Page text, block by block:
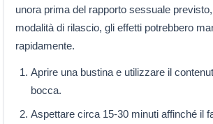
unora prima del rapporto sessuale
modalità di rilascio, gli effetti potrebbero
rapidamente.
Aprire una bustina e utilizzare il
bocca.
Aspettare circa 15-30 minuti affinché il